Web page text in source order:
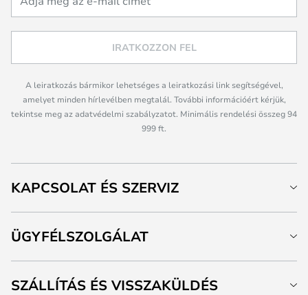
IRATKOZZON FEL
A leiratkozás bármikor lehetséges a leiratkozási link segítségével,
amelyet minden hírlevélben megtalál. További információért kérjük,
tekintse meg az adatvédelmi szabályzatot. Minimális rendelési összeg 94
999 ft.
KAPCSOLAT ÉS SZERVIZ
ÜGYFÉLSZOLGÁLAT
SZÁLLÍTÁS ÉS VISSZAKÜLDÉS